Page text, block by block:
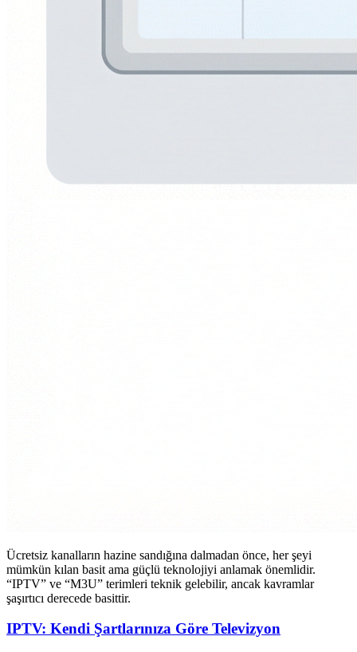
Ücretsiz kanalların hazine sandığına dalmadan önce, her şeyi
mümkün kılan basit ama güçlü teknolojiyi anlamak önemlidir.
“IPTV” ve “M3U” terimleri teknik gelebilir, ancak kavramlar
şaşırtıcı derecede basittir.
IPTV: Kendi Şartlarınıza Göre Televizyon